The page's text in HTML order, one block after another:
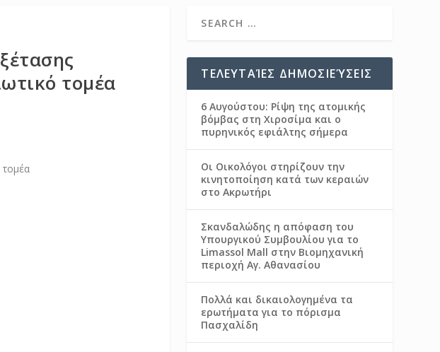
τομέα
ΤΕΛΕΥΤΑΊΕΣ ΔΗΜΟΣΙΕΎΣΕΙΣ
6 Αυγούστου: Ρίψη της ατομικής
βόμβας στη Χιροσίμα και ο
πυρηνικός εφιάλτης σήμερα
Οι Οικολόγοι στηρίζουν την
κινητοποίηση κατά των κεραιών
στο Ακρωτήρι
Σκανδαλώδης η απόφαση του
Υπουργικού Συμβουλίου για το
Limassol Mall στην Βιομηχανική
περιοχή Αγ. Αθανασίου
Πολλά και δικαιολογημένα τα
ερωτήματα για το πόρισμα
Πασχαλίδη